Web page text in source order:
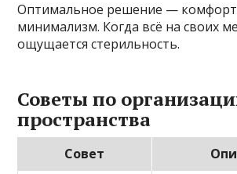
Оптимальное решение —
минимализм. Когда всё на своих
ощущается стерильность.
Советы по
пространства
Совет